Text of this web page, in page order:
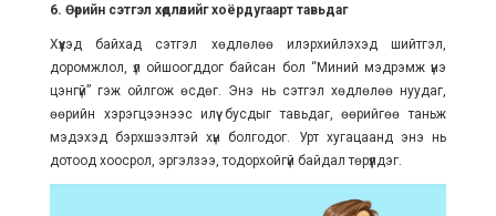
6. Өөрийн сэтгэл хөдлөлийг хоёрдугаарт тавьдаг
Хүүхэд байхад сэтгэл хөдлөлөө илэрхийлэхэд шийтгэл,
доромжлол, үл ойшоогддог байсан бол “Миний мэдрэмж үнэ
цэнгүй” гэж ойлгож өсдөг. Энэ нь сэтгэл хөдлөлөө нуудаг,
өөрийн хэрэгцээнээс илүү бусдыг тавьдаг, өөрийгөө таньж
мэдэхэд бэрхшээлтэй хүн болгодог. Урт хугацаанд энэ нь
дотоод хоосрол, эргэлзээ, тодорхойгүй байдал төрүүлдэг.